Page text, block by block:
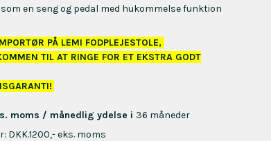
en seng og pedal med hukommelse funktion
PÅ LEMI FODPLEJESTOLE,
TIL AT RINGE FOR ET EKSTRA GODT
moms / månedlig ydelse i 36 måneder
DKK.1200,- eks. moms